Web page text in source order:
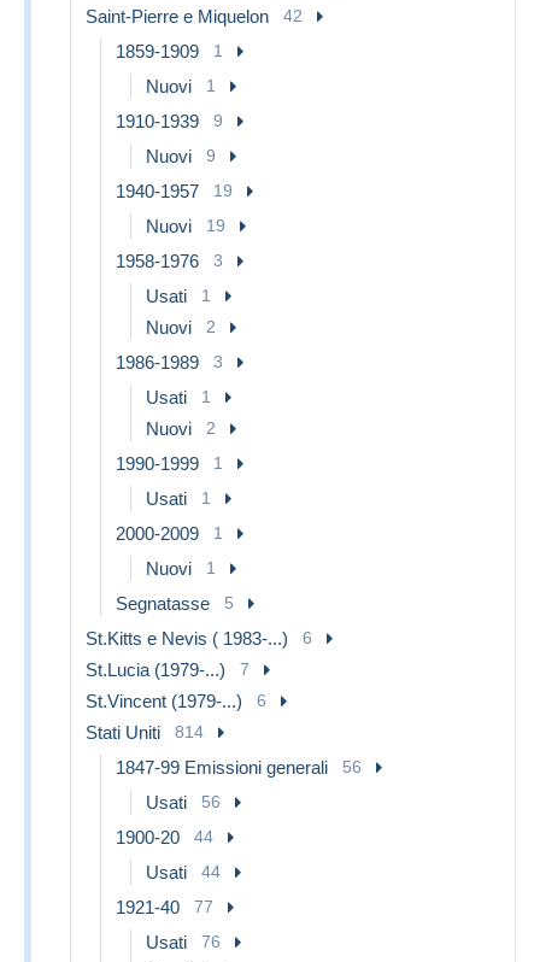
Saint-Pierre e Miquelon 42
1859-1909 1
Nuovi 1
1910-1939 9
Nuovi 9
1940-1957 19
Nuovi 19
1958-1976 3
Usati 1
Nuovi 2
1986-1989 3
Usati 1
Nuovi 2
1990-1999 1
Usati 1
2000-2009 1
Nuovi 1
Segnatasse 5
St.Kitts e Nevis ( 1983-...) 6
St.Lucia (1979-...) 7
St.Vincent (1979-...) 6
Stati Uniti 814
1847-99 Emissioni generali 56
Usati 56
1900-20 44
Usati 44
1921-40 77
Usati 76